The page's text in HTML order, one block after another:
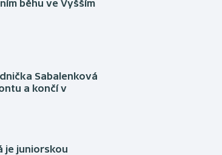
běhu ve Vyšším
Sabalenková
a končí v
je juniorskou